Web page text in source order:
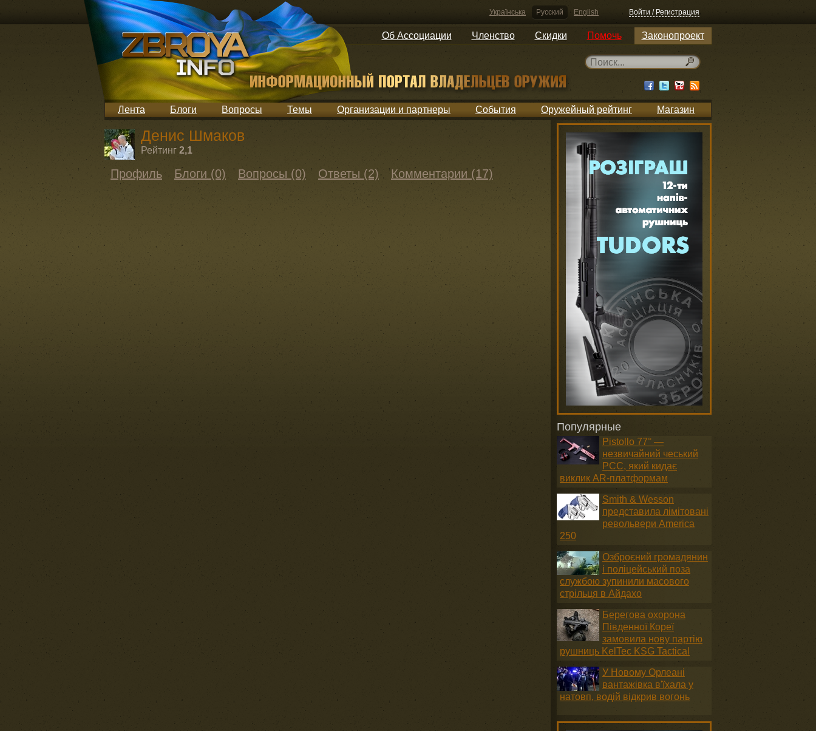
Українська Русский English Войти / Регистрация
Об Ассоциации Членство Скидки Помочь Законопроект
Лента Блоги Вопросы Темы Организации и партнеры События Оружейный рейтинг Магазин
Денис Шмаков
Рейтинг 2,1
Профиль Блоги (0) Вопросы (0) Ответы (2) Комментарии (17)
Популярные
Pistollo 77° —
незвичайний чеський
PCC, який кидає
виклик AR-платформам
Smith & Wesson
представила лімітовані
револьвери America
250
Озброєний громадянин
і поліцейський поза
службою зупинили масового
стрільця в Айдахо
Берегова охорона
Південної Кореї
замовила нову партію
рушниць KelTec KSG Tactical
У Новому Орлеані
вантажівка в'їхала у
натовп, водій відкрив вогонь